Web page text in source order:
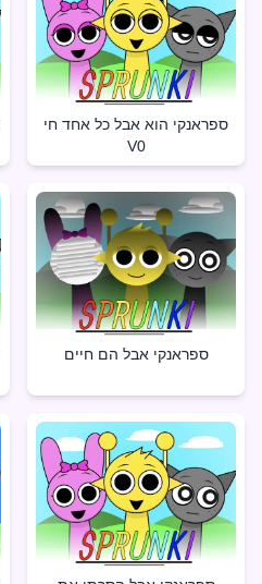
ספראנקי הוא אבל כל אחד חי
V0
ספראנקי אבל הם חיים